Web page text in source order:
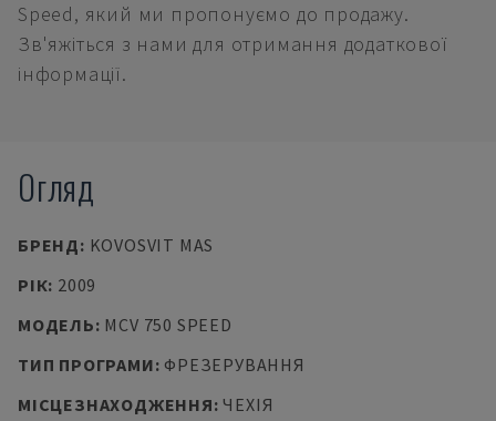
Speed, який ми пропонуємо до продажу.
Зв'яжіться з нами для отримання додаткової
інформації.
Огляд
БРЕНД: KOVOSVIT MAS
РІК: 2009
МОДЕЛЬ: MCV 750 SPEED
ТИП ПРОГРАМИ: ФРЕЗЕРУВАННЯ
МІСЦЕЗНАХОДЖЕННЯ:ЧЕХІЯ